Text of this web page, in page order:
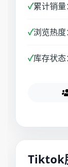
✓累计销
✓浏览热
✓库存状
Tiktok